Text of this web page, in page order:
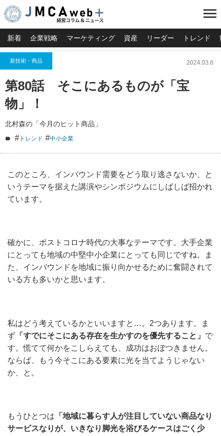
menu
新着 企業戦略 マーケティング 資産 リーダー トレンド
新技術・商品 2024.03.6
第80話 そこにあるものが「宝
物」！
北村森の「今月のヒット商品」
# トレンド #中小企業
このところ、インバウンド需要をどう取り逃さないか、と
いうテーマを据えた講演やシンポジウムにしばしば招かれ
ています。
確かに、ポストコロナ時代の大事なテーマです。大手企業
にとっても地域の中堅中小企業にとっても同じですね。ま
た、インバウンドを地域に振り向かせるために奮闘されて
いる方も多いかと思います。
私はどう考えているかといいますと…。2つあります。ま
ず 「すでにそこにある存在を生かすのを優先すること」 で
す。慌てて何かをこしらえても、成功はおぼつきません。
ならば、もう今そこにある要素に光を当てようじゃない
か、と。
もうひとつは 「地域に暮らす人が注目していない商品なり
サービスなりが、いきなり脚光を浴びるケースはごく少